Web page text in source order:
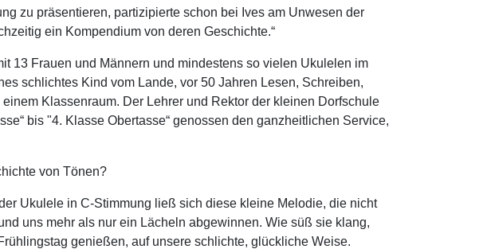
zu präsentieren, partizipierte schon bei Ives am Unwesen der
ein Kompendium von deren Geschichte.“
13 Frauen und Männern und mindestens so vielen Ukulelen im
schlichtes Kind vom Lande, vor 50 Jahren Lesen, Schreiben,
Klassenraum. Der Lehrer und Rektor der kleinen Dorfschule
bis "4. Klasse Obertasse“ genossen den ganzheitlichen Service,
von Tönen?
Ukulele in C-Stimmung ließ sich diese kleine Melodie, die nicht
uns mehr als nur ein Lächeln abgewinnen. Wie süß sie klang,
genießen, auf unsere schlichte, glückliche Weise.